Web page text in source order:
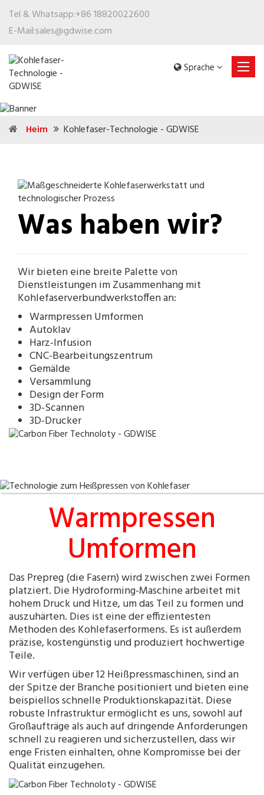
Tel & Whatsapp:+86 18820022600
E-Mail:sales@gdwise.com
Sprache
Heim Kohlefaser-Technologie - GDWISE
Was haben wir?
Wir bieten eine breite Palette von
Dienstleistungen im Zusammenhang mit
Kohlefaserverbundwerkstoffen an:
Warmpressen Umformen
Autoklav
Harz-Infusion
CNC-Bearbeitungszentrum
Gemälde
Versammlung
Design der Form
3D-Scannen
3D-Drucker
Warmpressen
Umformen
Das Prepreg (die Fasern) wird zwischen zwei Formen
platziert. Die Hydroforming-Maschine arbeitet mit
hohem Druck und Hitze, um das Teil zu formen und
auszuhärten. Dies ist eine der effizientesten
Methoden des Kohlefaserformens. Es ist außerdem
präzise, kostengünstig und produziert hochwertige
Teile.
Wir verfügen über 12 Heißpressmaschinen, sind an
der Spitze der Branche positioniert und bieten eine
beispiellos schnelle Produktionskapazität. Diese
robuste Infrastruktur ermöglicht es uns, sowohl auf
Großaufträge als auch auf dringende Anforderungen
schnell zu reagieren und sicherzustellen, dass wir
enge Fristen einhalten, ohne Kompromisse bei der
Qualität einzugehen.